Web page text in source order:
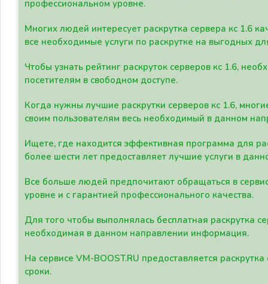
профессиональном уровне.
Многих людей интересует раскрутка сервера кс 1.6
все необходимые услуги по раскрутке на выгодных
Чтобы узнать рейтинг раскруток серверов кс 1.6,
посетителям в свободном доступе.
Когда нужны лучшие раскрутки серверов кс 1.6,
своим пользователям весь необходимый в данном
Ищете, где находится эффективная программа для
более шести лет предоставляет лучшие услуги в
Все больше людей предпочитают обращаться в
уровне и с гарантией профессионального качества.
Для того чтобы выполнялась бесплатная раскрутка
необходимая в данном направлении информация.
На сервисе VM-BOOST.RU предоставляется
сроки.